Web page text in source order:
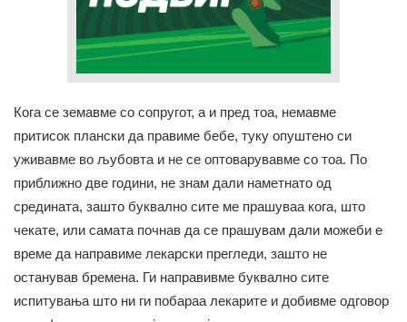
Кога се земавме со сопругот, а и пред тоа, немавме
притисок плански да правиме бебе, туку опуштено си
уживавме во љубовта и не се оптоварувавме со тоа. По
приближно две години, не знам дали наметнато од
средината, зашто буквално сите ме прашуваа кога, што
чекате, или самата почнав да се прашувам дали можеби е
време да направиме лекарски прегледи, зашто не
останував бремена. Ги направивме буквално сите
испитувања што ни ги побараа лекарите и добивме одговор